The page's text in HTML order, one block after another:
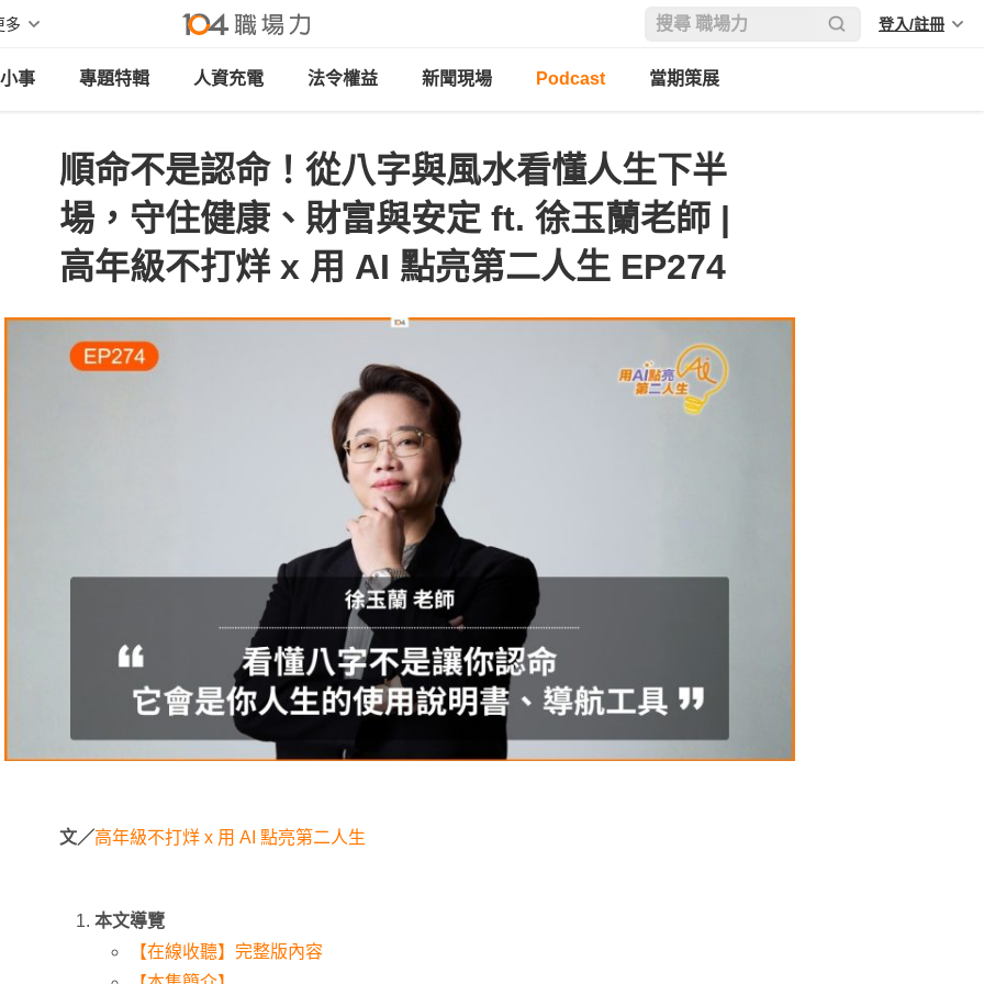
多 登入/註冊
事 專題特輯 人資充電 法令權益 新聞現場 Podcast 當期策展
順命不是認命！從八字與風水看懂人生下半
場，守住健康、財富與安定 ft. 徐玉蘭老師 |
高年級不打烊 x 用 AI 點亮第二人生 EP274
文／高年級不打烊 x 用 AI 點亮第二人生
本文導覽
【在線收聽】完整版內容